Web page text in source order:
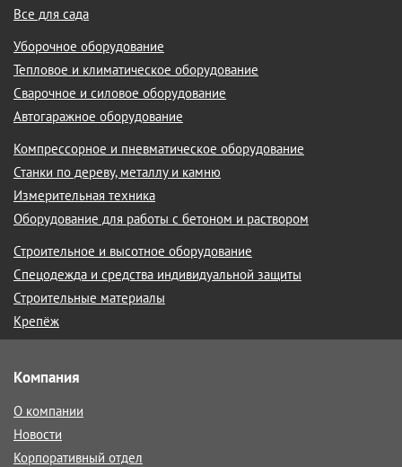
Все для сада
Уборочное оборудование
Тепловое и климатическое оборудование
Сварочное и силовое оборудование
Автогаражное оборудование
Компрессорное и пневматическое оборудование
Станки по дереву, металлу и камню
Измерительная техника
Оборудование для работы с бетоном и раствором
Строительное и высотное оборудование
Спецодежда и средства индивидуальной защиты
Строительные материалы
Крепёж
Компания
О компании
Новости
Корпоративный отдел